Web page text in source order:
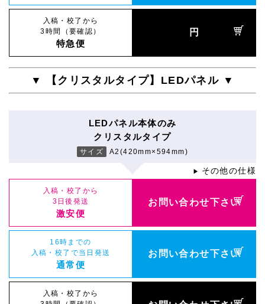
入稿・校了から
3時間（要確認）
特急便
円
▼ 【クリスタルタイプ】LEDパネル ▼
LEDパネル本体のみ
クリスタルタイプ
サイズ A2(420mm×594mm)
▶ その他の仕様
入稿・校了から
3日後発送
激安便
お問い合わせ下さい
16時までの
入稿・校了で当日発送
通常便
お問い合わせ下さい
入稿・校了から